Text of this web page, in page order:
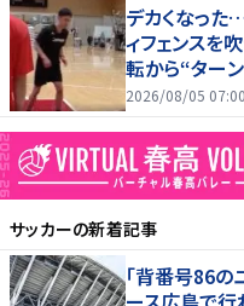
デカくなっ
ィフェンスを
転から“ター
2026/08/05 07:00
サッカーの新着記事
｢背番号86の